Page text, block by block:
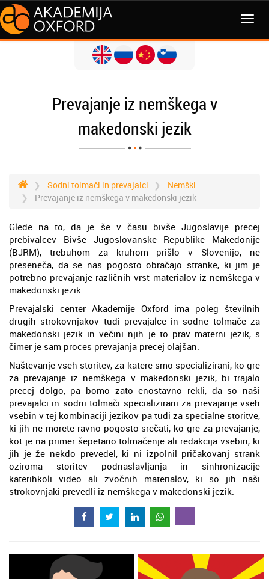
MENI
Prevajanje iz nemškega v
makedonski jezik
Sodni tolmači in prevajalci
Nemški
Prevajanje iz nemškega v makedonski jezik
Glede na to, da je še v času bivše Jugoslavije precej
prebivalcev Bivše Jugoslovanske Republike Makedonije
(BJRM), trebuhom za kruhom prišlo v Slovenijo, ne
preseneča, da se nas pogosto obračajo stranke, ki jim je
potrebno prevajanje različnih vrst materialov iz nemškega v
makedonski jezik.
Prevajalski center Akademije Oxford ima poleg številnih
drugih strokovnjakov tudi prevajalce in sodne tolmače za
makedonski jezik in večini njih je to prav materni jezik, s
čimer je sam proces prevajanja precej olajšan.
Naštevanje vseh storitev, za katere smo specializirani, ko gre
za prevajanje iz nemškega v makedonski jezik, bi trajalo
precej dolgo, pa bomo zato enostavno rekli, da so naši
prevajalci in sodni tolmači specializirani za prevajanje vseh
vsebin v tej kombinaciji jezikov pa tudi za specialne storitve,
ki jih ne morete ravno pogosto srečati, ko gre za prevajanje,
kot je na primer šepetano tolmačenje ali redakcija vsebin, ki
jih je že nekdo prevedel, ki ni izpolnil pričakovanj strank
oziroma storitev podnaslavljanja in sinhronizacije
katerihkoli video ali zvočnih materialov, ki so jih naši
strokovnjaki prevedli iz nemškega v makedonski jezik.